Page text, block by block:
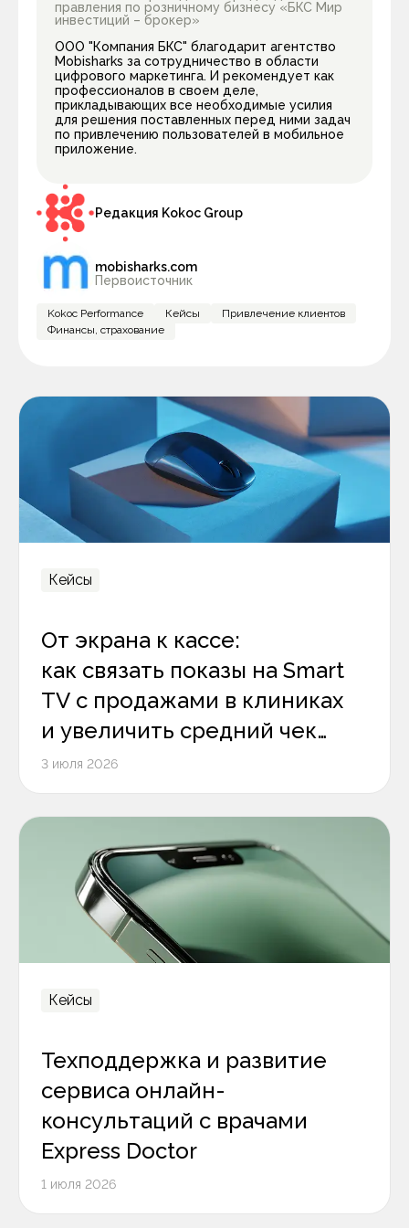
правления по розничному бизнесу «БКС Мир
инвестиций – брокер»
ООО "Компания БКС" благодарит агентство
Mobisharks за сотрудничество в области
цифрового маркетинга. И рекомендует как
профессионалов в своем деле,
прикладывающих все необходимые усилия
для решения поставленных перед ними задач
по привлечению пользователей в мобильное
приложение.
Редакция Kokoc Group
mobisharks.com
Первоисточник
Kokoc Performance Кейсы
Привлечение клиентов
Финансы, страхование
Кейсы
От экрана к кассе:
как связать показы на Smart
TV с продажами в клиниках
и увеличить средний чек
на 12%
3 июля 2026
Кейсы
Техподдержка и развитие
сервиса онлайн-
консультаций с врачами
Express Doctor
1 июля 2026